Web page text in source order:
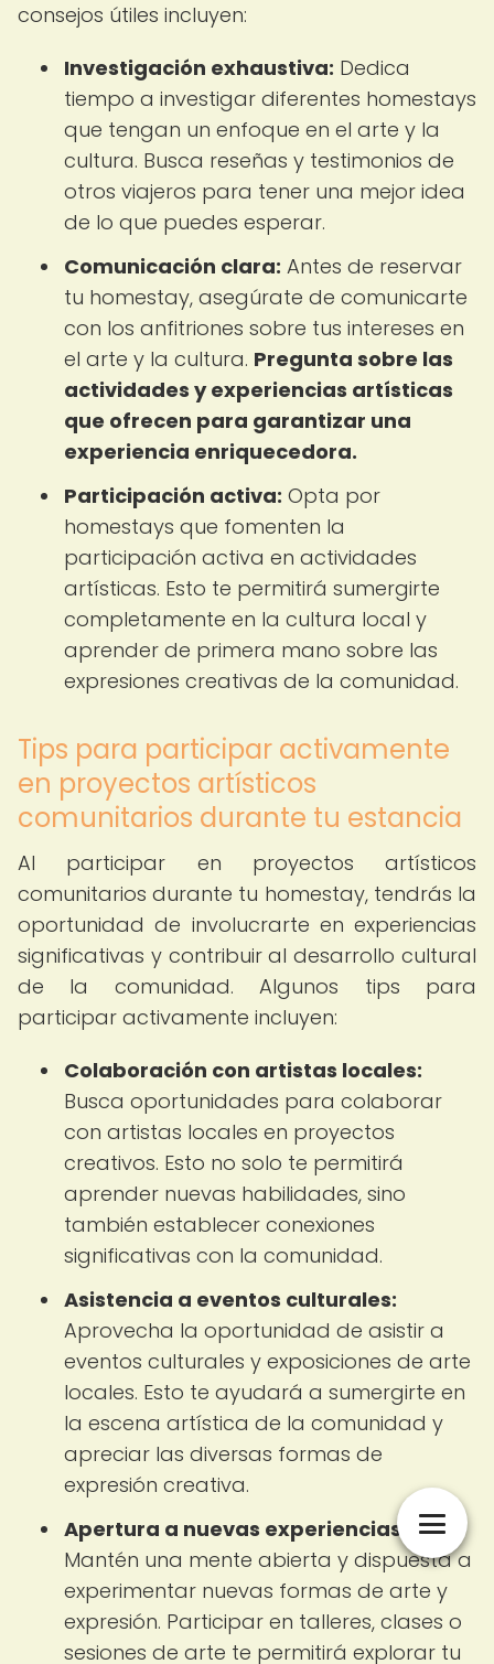
consejos útiles incluyen:
Investigación exhaustiva: Dedica
tiempo a investigar diferentes homestays
que tengan un enfoque en el arte y la
cultura. Busca reseñas y testimonios de
otros viajeros para tener una mejor idea
de lo que puedes esperar.
Comunicación clara: Antes de reservar
tu homestay, asegúrate de comunicarte
con los anfitriones sobre tus intereses en
el arte y la cultura. Pregunta sobre las
actividades y experiencias artísticas
que ofrecen para garantizar una
experiencia enriquecedora.
Participación activa: Opta por
homestays que fomenten la
participación activa en actividades
artísticas. Esto te permitirá sumergirte
completamente en la cultura local y
aprender de primera mano sobre las
expresiones creativas de la comunidad.
Tips para participar activamente
en proyectos artísticos
comunitarios durante tu estancia
Al participar en proyectos artísticos
comunitarios durante tu homestay, tendrás la
oportunidad de involucrarte en experiencias
significativas y contribuir al desarrollo cultural
de la comunidad. Algunos tips para
participar activamente incluyen:
Colaboración con artistas locales:
Busca oportunidades para colaborar
con artistas locales en proyectos
creativos. Esto no solo te permitirá
aprender nuevas habilidades, sino
también establecer conexiones
significativas con la comunidad.
Asistencia a eventos culturales:
Aprovecha la oportunidad de asistir a
eventos culturales y exposiciones de arte
locales. Esto te ayudará a sumergirte en
la escena artística de la comunidad y
apreciar las diversas formas de
expresión creativa.
Apertura a nuevas experiencias:
Mantén una mente abierta y dispuesta a
experimentar nuevas formas de arte y
expresión. Participar en talleres, clases o
sesiones de arte te permitirá explorar tu